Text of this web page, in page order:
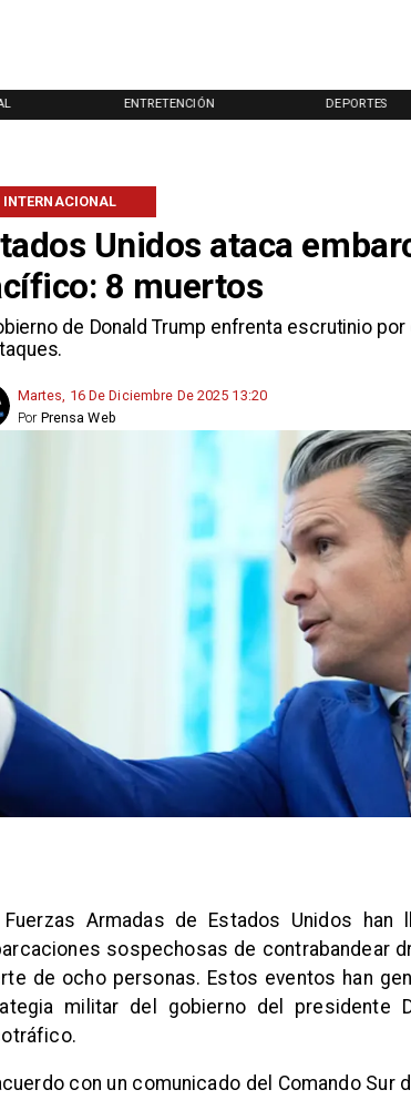
ENTRETENCIÓN DEPORTES
Unidos ataca
8 muertos
de Donald Trump enfrenta escrutinio
INTERNACIONAL
Martes, 16 De Diciembre De 2025 13:20
Prensa Web
Por
Fuerzas Armadas de Estados Unidos
sospechosas de contrabandear
de ocho personas. Estos eventos han
militar del gobierno del presidente
con un comunicado del Comando